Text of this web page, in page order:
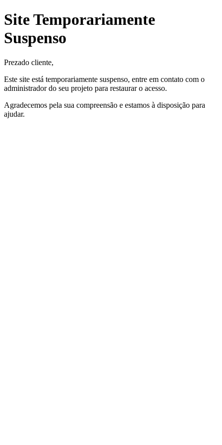
Site Temporariamente
Suspenso
Prezado cliente,
Este site está temporariamente suspenso, entre em contato com o
administrador do seu projeto para restaurar o acesso.
Agradecemos pela sua compreensão e estamos à disposição para
ajudar.